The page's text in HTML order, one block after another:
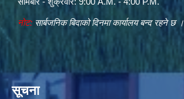
नोट: सार्बजनिक बिदाको दिनमा कार्यालय बन्द रहने छ ।
सूचना